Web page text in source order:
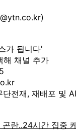
가 됩니다'
해 채널 추가
전재, 재배포 및